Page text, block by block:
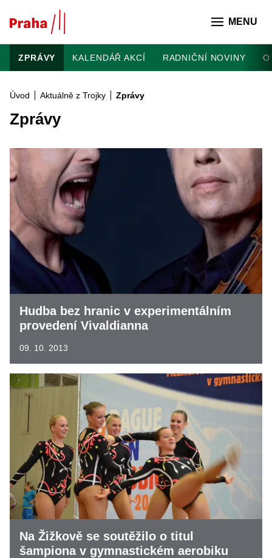
MENU
ZPRÁVY KALENDÁŘ AKCÍ RADNIČNÍ NOVINY O
Úvod Aktuálně z Trojky Zprávy
Zprávy
Hudba bez hranic v experimentálním
provedení Vivaldianna
09. 10. 2013
Na Žižkově se soutěžilo o titul
šampiona v gymnastickém aerobiku